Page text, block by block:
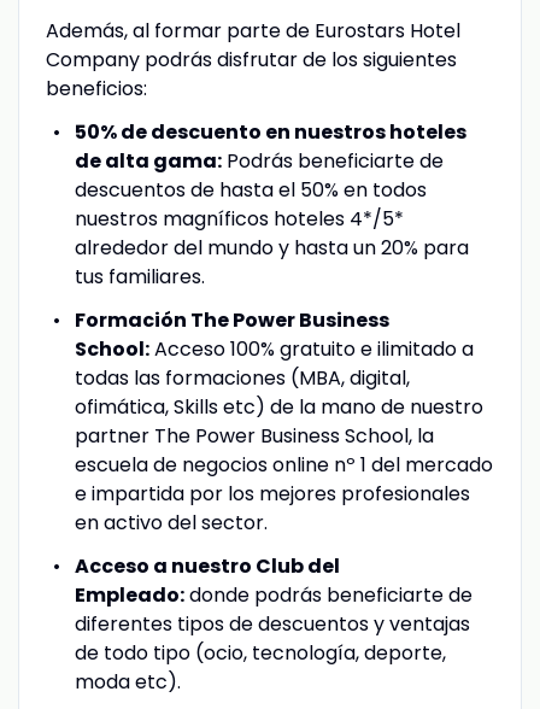
Además, al formar parte de Eurostars Hotel
Company podrás disfrutar de los siguientes
beneficios:
50% de descuento en nuestros hoteles
de alta gama:Podrás beneficiarte de
descuentos de hasta el 50% en todos
nuestros magníficos hoteles 4*/5*
alrededor del mundo y hasta un 20% para
tus familiares.
Formación The Power Business
School:Acceso 100% gratuito e ilimitado a
todas las formaciones (MBA, digital,
ofimática, Skills etc) de la mano de nuestro
partner The Power Business School, la
escuela de negocios online nº 1 del mercado
e impartida por los mejores profesionales
en activo del sector.
Acceso a nuestro Club del
Empleado:donde podrás beneficiarte de
diferentes tipos de descuentos y ventajas
de todo tipo (ocio, tecnología, deporte,
moda etc).